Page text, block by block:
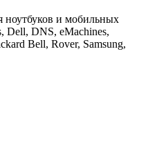
ноутбуков и мобильных
Dell, DNS, eMachines,
Bell, Rover, Samsung,